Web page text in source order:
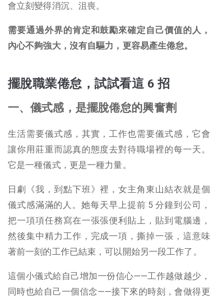
會立刻變得消沉、沮喪。
需要通過外界的肯定和鼓勵來確定自己價值的人，
內心不夠強大，沒有自驅力，更容易產生倦怠。
擺脫職業倦怠，試試看這 6 招
一、儀式感，是擺脫倦怠的興奮劑
生活需要儀式感，其實，工作也需要儀式感，它會
讓你用莊重而認真的態度去對待職場裡的每一天。
它是一種儀式，更是一種力量。
日劇《我，到點下班》裡，女主角東山結衣就是個
儀式感滿滿的人。她每天早上提前 5 分鐘到公司，
把一項項任務寫在一張張便利貼上，貼到電腦邊，
然後集中精力工作，完成一項，撕掉一張，這意味
著前一刻的工作已結束，可以開始另一段工作了。
這個小儀式給自己增加一份信心——工作越做越少，
同時也給自己一個信念——接下來的時刻，會做得更